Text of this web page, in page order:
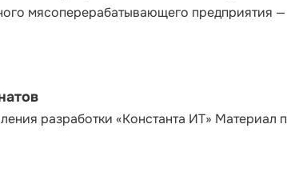
мясоперерабатывающего предприятия —
разработки «Константа ИТ» Материал